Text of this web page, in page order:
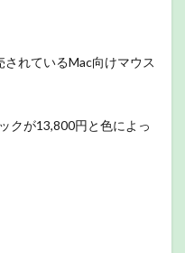
れているMac向けマウス
クが13,800円と色によっ